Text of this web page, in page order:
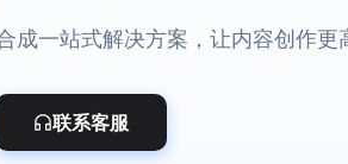
成一站式解决方案，让内容创作更
联系客服